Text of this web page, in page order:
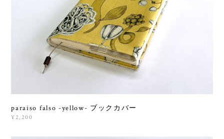
paraiso falso -yellow- ブックカバー
¥2,200